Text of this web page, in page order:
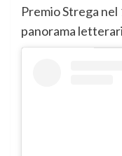
Premio Strega
panorama